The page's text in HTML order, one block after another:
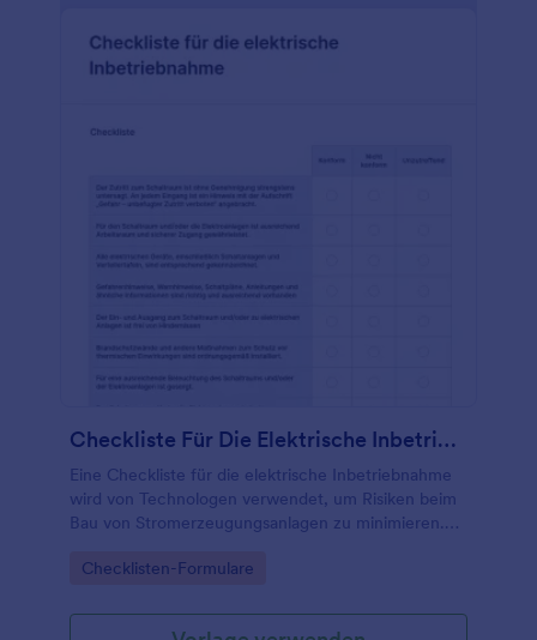
Checkliste Für Die Elektrische Inbetriebnahme
Eine Checkliste für die elektrische Inbetriebnahme
wird von Technologen verwendet, um Risiken beim
Bau von Stromerzeugungsanlagen zu minimieren.
Serviceteams sind, verwenden Sie diese kostenlose
den Inbetriebnahmeprozess elektrischer Geräte zu
Go to Category:
Checklisten-Formulare